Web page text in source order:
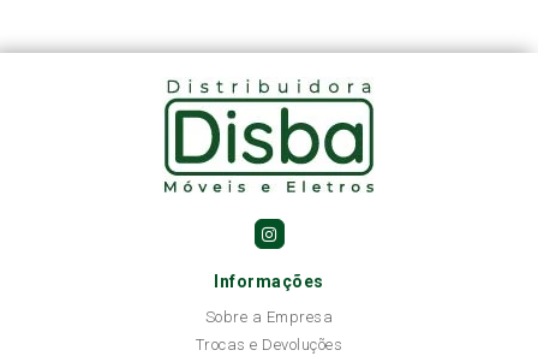
Informações
Sobre a Empresa
Trocas e Devoluções